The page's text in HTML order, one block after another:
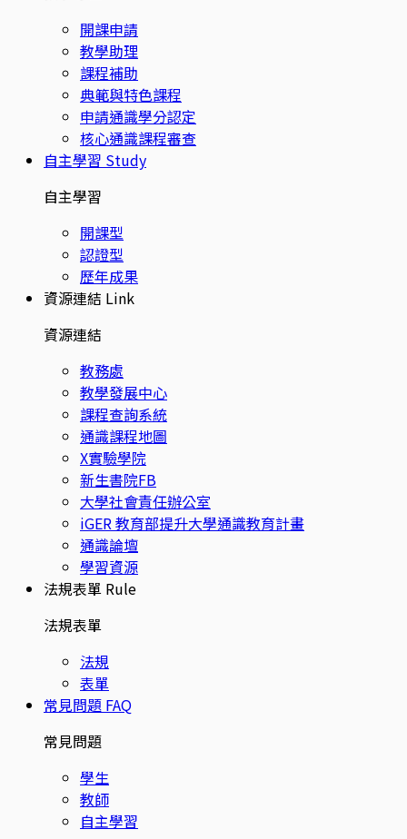
開課申請
教學助理
課程補助
典範與特色課程
申請通識學分認定
核心通識課程審查
自主學習 Study
自主學習
開課型
認證型
歷年成果
資源連結 Link
資源連結
教務處
教學發展中心
課程查詢系統
通識課程地圖
X實驗學院
新生書院FB
大學社會責任辦公室
iGER 教育部提升大學通識教育計畫
通識論壇
學習資源
法規表單 Rule
法規表單
法規
表單
常見問題 FAQ
常見問題
學生
教師
自主學習